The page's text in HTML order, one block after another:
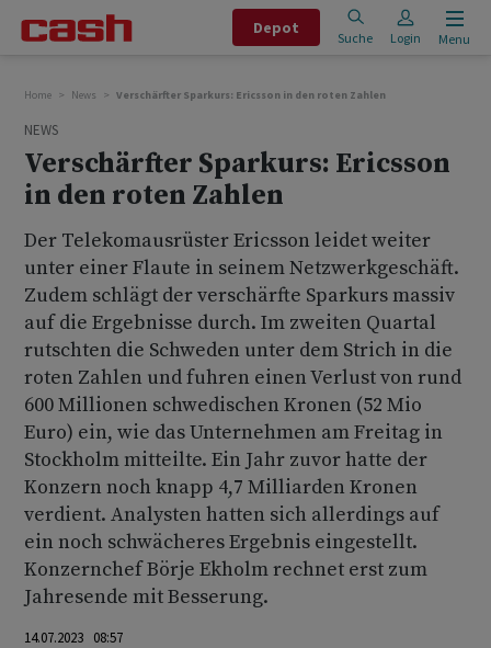
Depot
Suche Login Menu
Home News Verschärfter Sparkurs: Ericsson in den roten Zahlen
NEWS
Verschärfter Sparkurs: Ericsson
in den roten Zahlen
Der Telekomausrüster Ericsson leidet weiter
unter einer Flaute in seinem Netzwerkgeschäft.
Zudem schlägt der verschärfte Sparkurs massiv
auf die Ergebnisse durch. Im zweiten Quartal
rutschten die Schweden unter dem Strich in die
roten Zahlen und fuhren einen Verlust von rund
600 Millionen schwedischen Kronen (52 Mio
Euro) ein, wie das Unternehmen am Freitag in
Stockholm mitteilte. Ein Jahr zuvor hatte der
Konzern noch knapp 4,7 Milliarden Kronen
verdient. Analysten hatten sich allerdings auf
ein noch schwächeres Ergebnis eingestellt.
Konzernchef Börje Ekholm rechnet erst zum
Jahresende mit Besserung.
14.07.2023 08:57